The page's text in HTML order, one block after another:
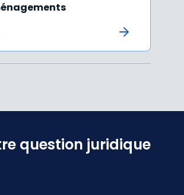
question juridique